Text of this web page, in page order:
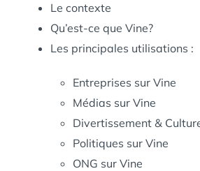
Le contexte
Qu’est-ce que Vine?
Les principales utilisations :
Entreprises sur Vine
Médias sur Vine
Divertissement &
Politiques sur Vine
ONG sur Vine